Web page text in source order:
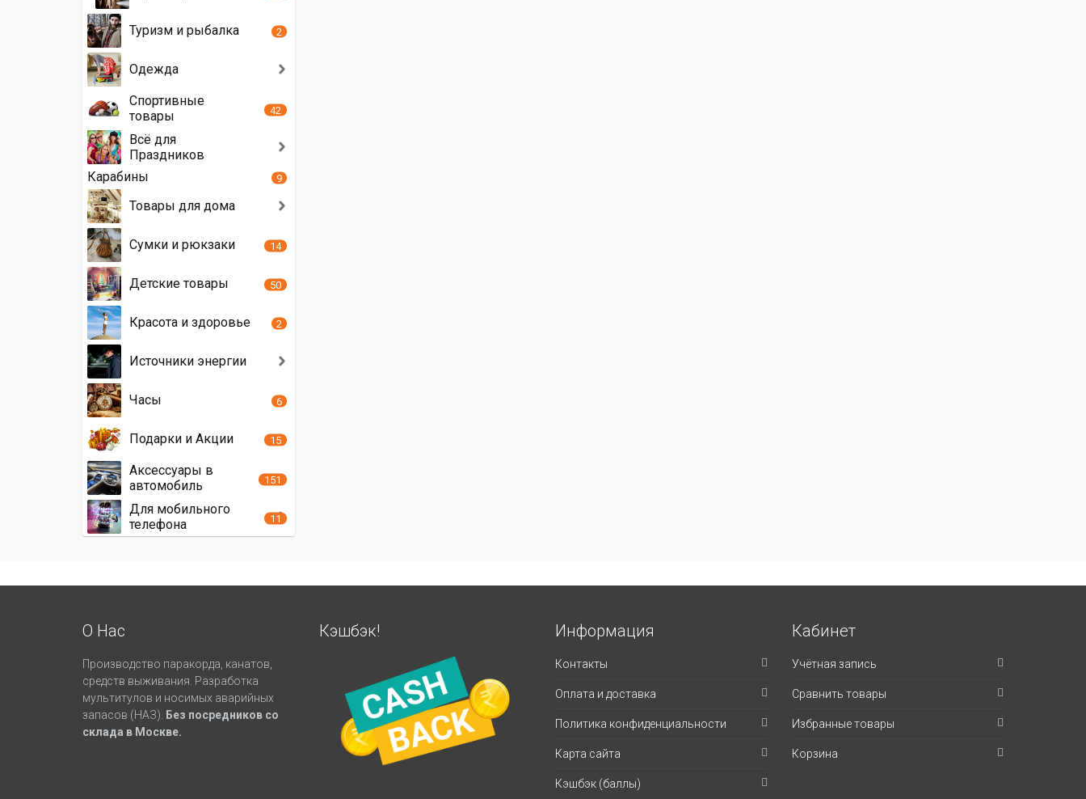
Туризм и рыбалка 2
Одежда
Спортивные
товары
42
Всё для
Праздников
Карабины
9
Товары для дома
Сумки и рюкзаки 14
Детские товары 50
Красота и здоровье 2
Источники энергии
Часы 6
Подарки и Акции 15
Аксессуары в
автомобиль
151
Для мобильного
телефона
11
О Нас
Производство паракорда, канатов,
средств выживания. Разработка
мультитулов и носимых аварийных
запасов (НАЗ).
Без посредников со
склада в Москве.
Кэшбэк! Информация
Контакты
Оплата и доставка
Политика конфиденциальности
Карта сайта
Кэшбэк (баллы)
Кабинет
Учётная запись
Сравнить товары
Избранные товары
Корзина